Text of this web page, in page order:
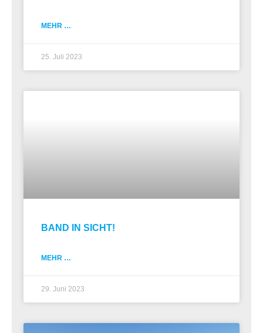
MEHR …
25. Juli 2023
BAND IN SICHT!
MEHR …
29. Juni 2023